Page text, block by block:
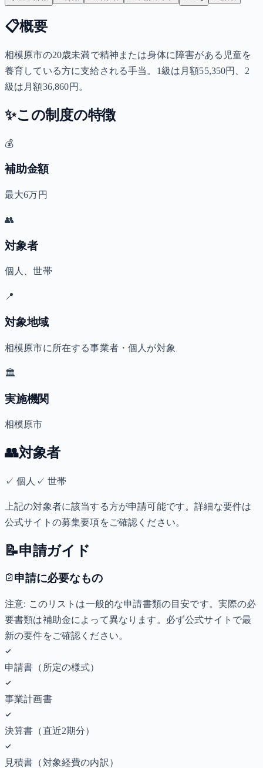
📋概要
相模原市の20歳未満で精神または身体に障害がある児童を
養育している方に支給される手当。1級は月額55,350円、2
級は月額36,860円。
✨この制度の特徴
💰
補助金額
最大6万円
👥
対象者
個人、世帯
📍
対象地域
相模原市に所在する事業者・個人が対象
🏛️
実施機関
相模原市
👥対象者
✓個人 ✓ 世帯
上記の対象者に該当する方が申請可能です。詳細な要件は
公式サイトの募集要項をご確認ください。
📝申請ガイド
申請に必要なもの
注意: このリストは一般的な申請書類の目安です。実際の必
要書類は補助金によって異なります。必ず公式サイトで最
新の要件をご確認ください。
申請書（所定の様式）
事業計画書
決算書（直近2期分）
見積書（対象経費の内訳）